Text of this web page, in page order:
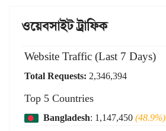
ওয়েবসাইট ট্রাফিক
Website Traffic (Last 7 Days)
Total Requests: 2,346,394
Top 5 Countries
Bangladesh: 1,147,450(48.9%)